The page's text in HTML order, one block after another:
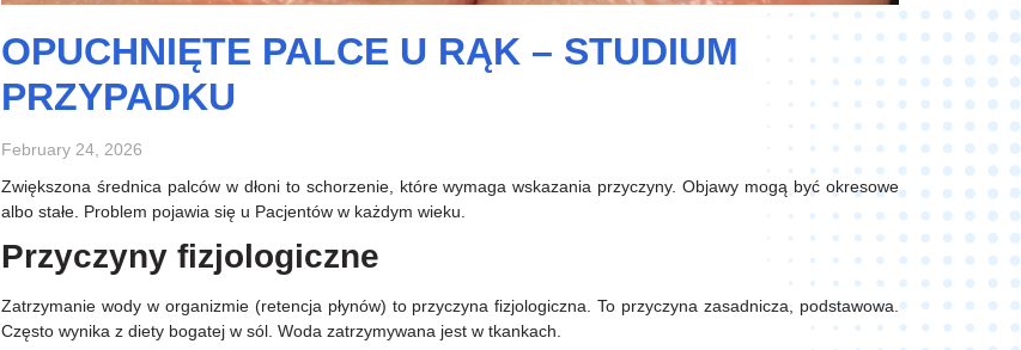
OPUCHNIĘTE PALCE U RĄK – STUDIUM
PRZYPADKU
February 24, 2026
Zwiększona średnica palców w dłoni to schorzenie, które wymaga wskazania przyczyny. Objawy mogą być okresowe
albo stałe. Problem pojawia się u Pacjentów w każdym wieku.
Przyczyny fizjologiczne
Zatrzymanie wody w organizmie (retencja płynów) to przyczyna fizjologiczna. To przyczyna zasadnicza, podstawowa.
Często wynika z diety bogatej w sól. Woda zatrzymywana jest w tkankach.